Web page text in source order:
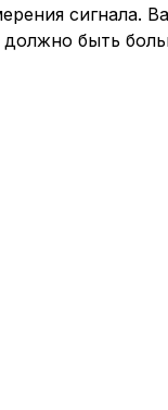
сигнала.
должно быть